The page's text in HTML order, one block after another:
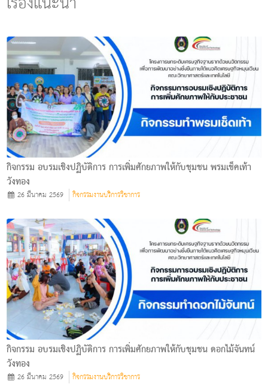
กิจกรรม อบรมเชิงปฏิบัติการ การเพิ่มศักยภาพให้กับชุมชน พรมเช็คเท้า
วังทอง
26 มีนาคม 2569 กิจกรรมงานบริการวิชาการ
กิจกรรม อบรมเชิงปฏิบัติการ การเพิ่มศักยภาพให้กับชุมชน ดอกไม้จันทน์
วังทอง
26 มีนาคม 2569 กิจกรรมงานบริการวิชาการ